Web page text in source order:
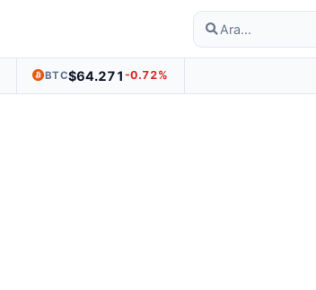
BTC$64.271-0.72%